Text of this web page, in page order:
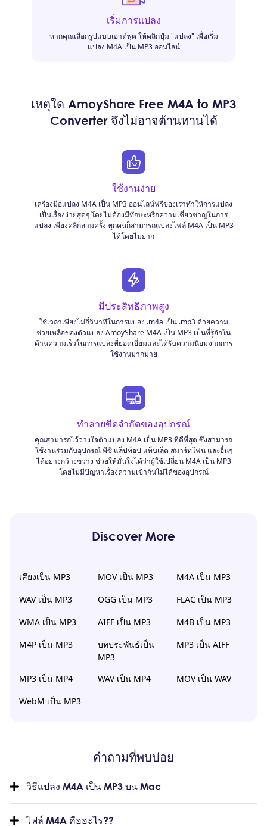
เริ่มการแปลง
หากคุณเลือกรูปแบบเอาต์พุต ให้คลิกปุ่ม "แปลง" เพื่อเริ่ม
แปลง M4A เป็น MP3 ออนไลน์
เหตุใด AmoyShare Free M4A to MP3
Converter จึงไม่อาจต้านทานได้
ใช้งานง่าย
เครื่องมือแปลง M4A เป็น MP3 ออนไลน์ฟรีของเราทำให้การแปลง
เป็นเรื่องง่ายสุดๆ โดยไม่ต้องมีทักษะหรือความเชี่ยวชาญในการ
แปลง เพียงคลิกสามครั้ง ทุกคนก็สามารถแปลงไฟล์ M4A เป็น MP3
ได้โดยไม่ยาก
มีประสิทธิภาพสูง
ใช้เวลาเพียงไม่กี่วินาทีในการแปลง .m4a เป็น .mp3 ด้วยความ
ช่วยเหลือของตัวแปลง AmoyShare M4A เป็น MP3 เป็นที่รู้จักใน
ด้านความเร็วในการแปลงที่ยอดเยี่ยมและได้รับความนิยมจากการ
ใช้งานมากมาย
ทำลายขีดจำกัดของอุปกรณ์
คุณสามารถไว้วางใจตัวแปลง M4A เป็น MP3 ที่ดีที่สุด ซึ่งสามารถ
ใช้งานร่วมกับอุปกรณ์ พีซี แล็ปท็อป แท็บเล็ต สมาร์ทโฟน และอื่นๆ
ได้อย่างกว้างขวาง ช่วยให้มั่นใจได้ว่าผู้ใช้เปลี่ยน M4A เป็น MP3
โดยไม่มีปัญหาเรื่องความเข้ากันไม่ได้ของอุปกรณ์
Discover More
เสียงเป็น MP3 MOV เป็น MP3
M4A เป็น MP3
WAV เป็น MP3
OGG เป็น MP3
FLAC เป็น MP3
WMA เป็น MP3
AIFF เป็น MP3
M4B เป็น MP3
M4P เป็น MP3
บทประพันธ์เป็น
MP3
MP3 เป็น AIFF
MP3 เป็น MP4 WAV เป็น MP4
MOV เป็น WAV
WebM เป็น MP3
คำถามที่พบบ่อย
วิธีแปลง M4A เป็น MP3 บน Mac
ไฟล์ M4A คืออะไร??